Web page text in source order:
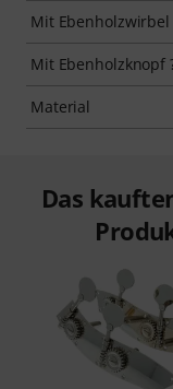
Mit Ebenholzwirbel
Mit Ebenholzknopf
Material
Das